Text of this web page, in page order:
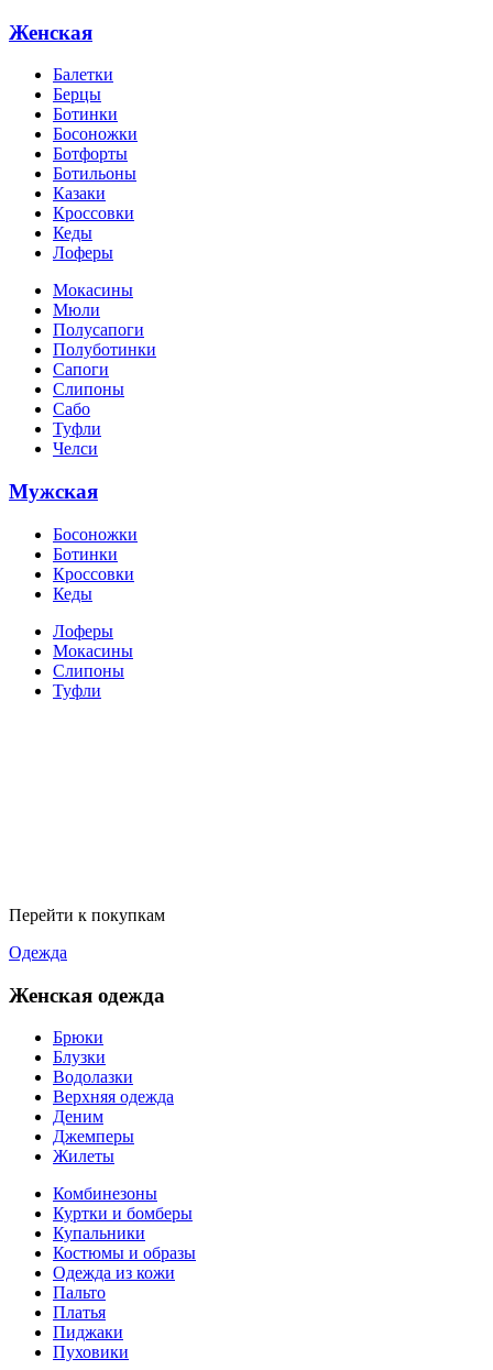
Женская
Балетки
Берцы
Ботинки
Босоножки
Ботфорты
Ботильоны
Казаки
Кроссовки
Кеды
Лоферы
Мокасины
Мюли
Полусапоги
Полуботинки
Сапоги
Слипоны
Сабо
Туфли
Челси
Мужская
Босоножки
Ботинки
Кроссовки
Кеды
Лоферы
Мокасины
Слипоны
Туфли
Перейти к покупкам
Одежда
Женская одежда
Брюки
Блузки
Водолазки
Верхняя одежда
Деним
Джемперы
Жилеты
Комбинезоны
Куртки и бомберы
Купальники
Костюмы и образы
Одежда из кожи
Пальто
Платья
Пиджаки
Пуховики